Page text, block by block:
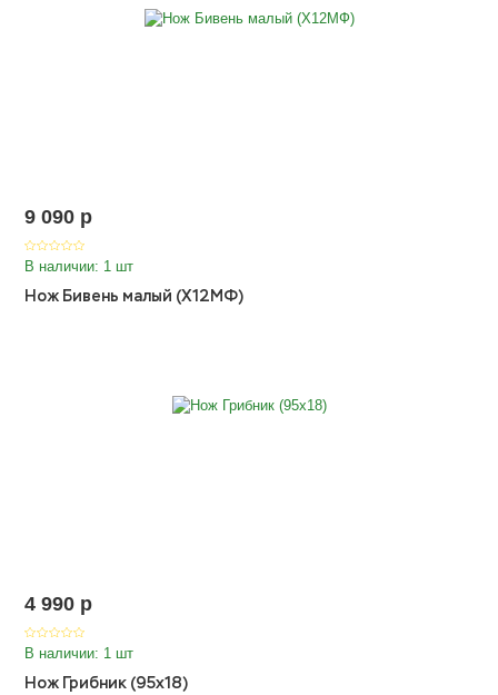
9 090 p
В наличии: 1 шт
Нож Бивень малый (Х12МФ)
4 990 p
В наличии: 1 шт
Нож Грибник (95х18)